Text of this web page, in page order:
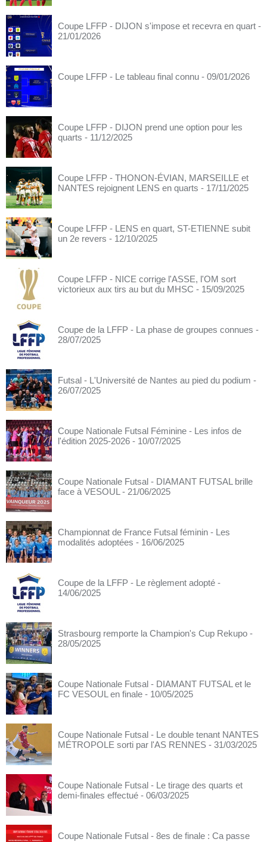
Coupe LFFP - DIJON s'impose et recevra en quart -
21/01/2026
Coupe LFFP - Le tableau final connu - 09/01/2026
Coupe LFFP - DIJON prend une option pour les
quarts - 11/12/2025
Coupe LFFP - THONON-ÉVIAN, MARSEILLE et
NANTES rejoignent LENS en quarts - 17/11/2025
Coupe LFFP - LENS en quart, ST-ETIENNE subit
un 2e revers - 12/10/2025
Coupe LFFP - NICE corrige l'ASSE, l'OM sort
victorieux aux tirs au but du MHSC - 15/09/2025
Coupe de la LFFP - La phase de groupes connues -
28/07/2025
Futsal - L'Université de Nantes au pied du podium -
26/07/2025
Coupe Nationale Futsal Féminine - Les infos de
l'édition 2025-2026 - 10/07/2025
Coupe Nationale Futsal - DIAMANT FUTSAL brille
face à VESOUL - 21/06/2025
Championnat de France Futsal féminin - Les
modalités adoptées - 16/06/2025
Coupe de la LFFP - Le règlement adopté -
14/06/2025
Strasbourg remporte la Champion's Cup Rekupo -
28/05/2025
Coupe Nationale Futsal - DIAMANT FUTSAL et le
FC VESOUL en finale - 10/05/2025
Coupe Nationale Futsal - Le double tenant NANTES
MÉTROPOLE sorti par l'AS RENNES - 31/03/2025
Coupe Nationale Futsal - Le tirage des quarts et
demi-finales effectué - 06/03/2025
Coupe Nationale Futsal - 8es de finale : Ca passe